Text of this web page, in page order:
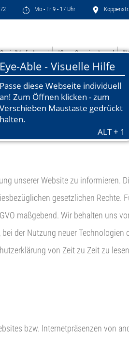
Mo - Fr 9 - 17 Uhr
#GreenSleepingAward
unserer Website zu informieren.
gesetzlichen Rechte.
maßgebend. Wir behalten uns
der Nutzung neuer Technologien
von Zeit zu Zeit zu
bzw. Internetpräsenzen von